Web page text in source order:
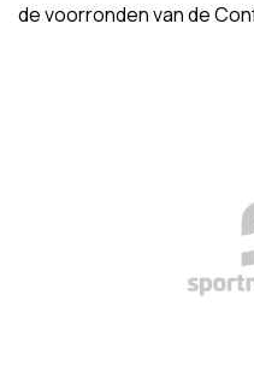
de voorronden van de